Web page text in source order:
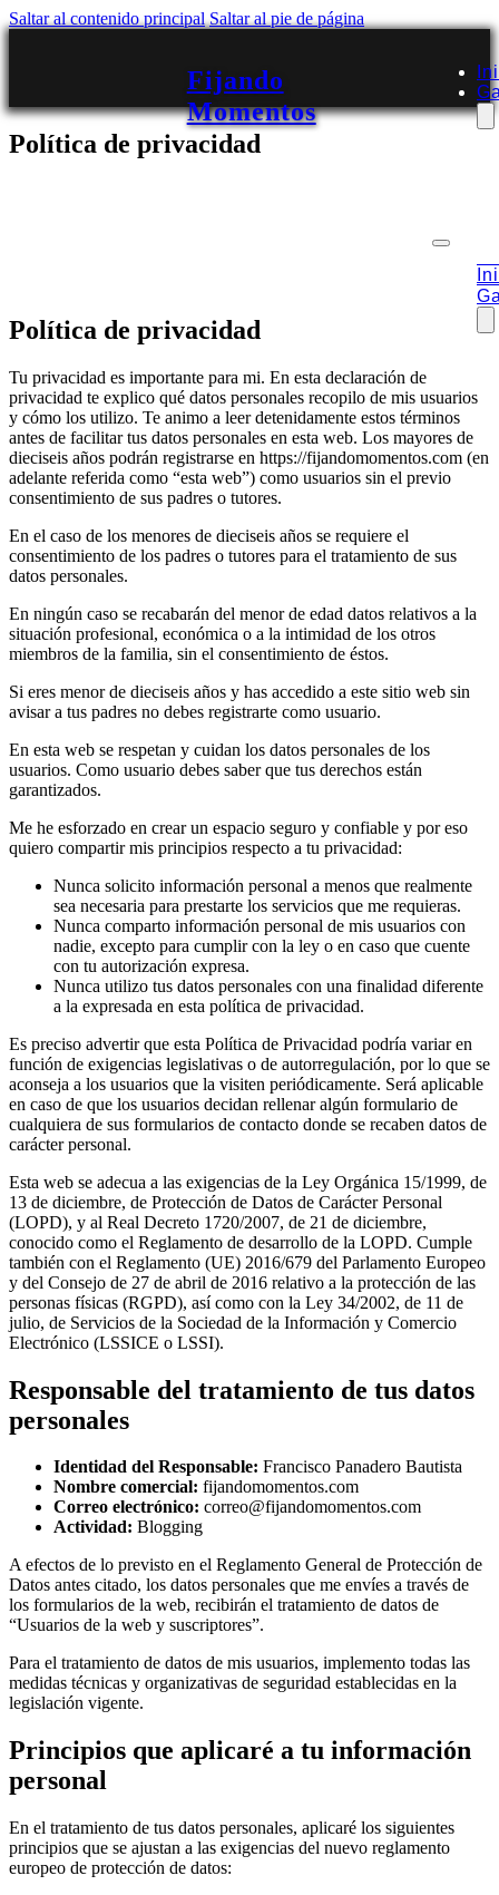
Saltar al contenido principal Saltar al pie de página
Fijando
Momentos
Política de privacidad
Política de privacidad
Tu privacidad es importante para mi. En esta declaración de
privacidad te explico qué datos personales recopilo de mis usuarios
y cómo los utilizo. Te animo a leer detenidamente estos términos
antes de facilitar tus datos personales en esta web. Los mayores de
dieciseis años podrán registrarse en https://fijandomomentos.com (en
adelante referida como “esta web”) como usuarios sin el previo
consentimiento de sus padres o tutores.
En el caso de los menores de dieciseis años se requiere el
consentimiento de los padres o tutores para el tratamiento de sus
datos personales.
En ningún caso se recabarán del menor de edad datos relativos a la
situación profesional, económica o a la intimidad de los otros
miembros de la familia, sin el consentimiento de éstos.
Si eres menor de dieciseis años y has accedido a este sitio web sin
avisar a tus padres no debes registrarte como usuario.
En esta web se respetan y cuidan los datos personales de los
usuarios. Como usuario debes saber que tus derechos están
garantizados.
Me he esforzado en crear un espacio seguro y confiable y por eso
quiero compartir mis principios respecto a tu privacidad:
Nunca solicito información personal a menos que realmente
sea necesaria para prestarte los servicios que me requieras.
Nunca comparto información personal de mis usuarios con
nadie, excepto para cumplir con la ley o en caso que cuente
con tu autorización expresa.
Nunca utilizo tus datos personales con una finalidad diferente
a la expresada en esta política de privacidad.
Es preciso advertir que esta Política de Privacidad podría variar en
función de exigencias legislativas o de autorregulación, por lo que se
aconseja a los usuarios que la visiten periódicamente. Será aplicable
en caso de que los usuarios decidan rellenar algún formulario de
cualquiera de sus formularios de contacto donde se recaben datos de
carácter personal.
Esta web se adecua a las exigencias de la Ley Orgánica 15/1999, de
13 de diciembre, de Protección de Datos de Carácter Personal
(LOPD), y al Real Decreto 1720/2007, de 21 de diciembre,
conocido como el Reglamento de desarrollo de la LOPD. Cumple
también con el Reglamento (UE) 2016/679 del Parlamento Europeo
y del Consejo de 27 de abril de 2016 relativo a la protección de las
personas físicas (RGPD), así como con la Ley 34/2002, de 11 de
julio, de Servicios de la Sociedad de la Información y Comercio
Electrónico (LSSICE o LSSI).
Responsable del tratamiento de tus datos
personales
Identidad del Responsable: Francisco Panadero Bautista
Nombre comercial: fijandomomentos.com
Correo electrónico: correo@fijandomomentos.com
Actividad: Blogging
A efectos de lo previsto en el Reglamento General de Protección de
Datos antes citado, los datos personales que me envíes a través de
los formularios de la web, recibirán el tratamiento de datos de
“Usuarios de la web y suscriptores”.
Para el tratamiento de datos de mis usuarios, implemento todas las
medidas técnicas y organizativas de seguridad establecidas en la
legislación vigente.
Principios que aplicaré a tu información
personal
En el tratamiento de tus datos personales, aplicaré los siguientes
principios que se ajustan a las exigencias del nuevo reglamento
europeo de protección de datos: